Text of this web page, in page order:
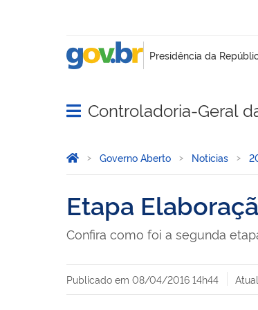
Abrir menu principal de navegação
Controladoria-Geral
Você está aqui:
Página Inicial
Governo Aberto Noticias
Etapa
Confira como foi a segunda
Publicado em 08/04/2016 14h44